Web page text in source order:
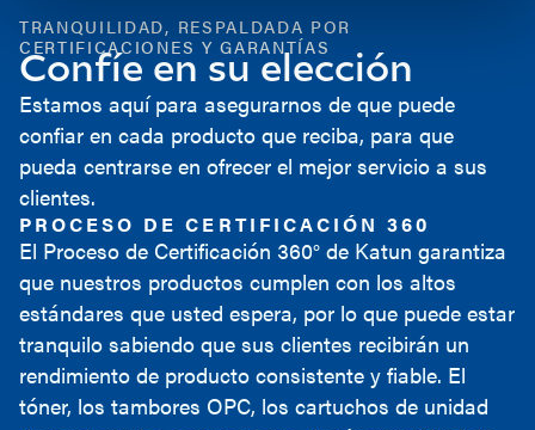
TRANQUILIDAD, RESPALDADA POR
CERTIFICACIONES Y GARANTÍAS
Confíe en su elección
Estamos aquí para asegurarnos de que puede
confiar en cada producto que reciba, para que
pueda centrarse en ofrecer el mejor servicio a sus
clientes.
PROCESO DE CERTIFICACIÓN 360
El Proceso de Certificación 360° de Katun garantiza
que nuestros productos cumplen con los altos
estándares que usted espera, por lo que puede estar
tranquilo sabiendo que sus clientes recibirán un
rendimiento de producto consistente y fiable. El
tóner, los tambores OPC, los cartuchos de unidad